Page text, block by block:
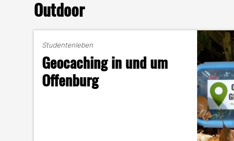
Outdoor
Studentenleben
Geocaching in und um
Offenburg